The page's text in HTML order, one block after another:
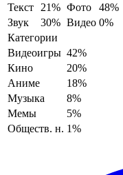
Текст
21% Фото
48%
Звук
30% Видео 0%
Категории
Видеоигры 42%
Кино
20%
Аниме
18%
Музыка
8%
Мемы
5%
Обществ. н. 1%